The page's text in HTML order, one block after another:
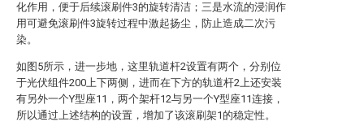
化作用，便于后续滚刷件3的旋转清洁；三是水流的浸润作
用可避免滚刷件3旋转过程中激起扬尘，防止造成二次污
染。
如图5所示，进一步地，这里轨道杆2设置有两个，分别位
于光伏组件200上下两侧，进而在下方的轨道杆2上还安装
有另外一个Y型座11，两个架杆12与另一个Y型座11连接，
所以通过上述结构的设置，增加了该滚刷架1的稳定性。